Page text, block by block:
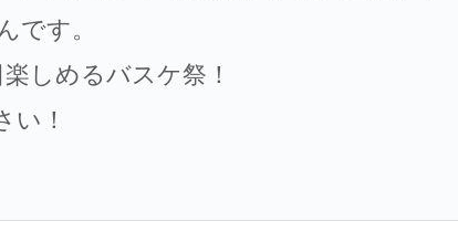
です。
しめるバスケ祭！
い！